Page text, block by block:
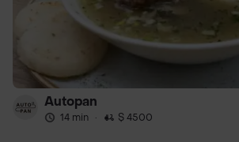
Autopan
14 min · $ 4500